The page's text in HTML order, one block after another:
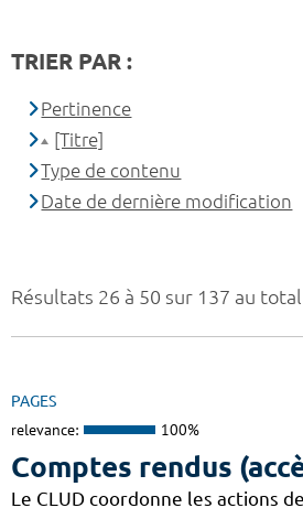
Résultats 26 à 50 sur 137 au total
PAGES
relevance: 100%
Comptes rendus
Le CLUD coordonne les actions
TRIER PAR :
Pertinence
[Titre]
Type de contenu
Date de dernière modification